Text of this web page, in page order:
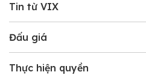
Tin từ VIX
Đấu giá
Thực hiện quyền